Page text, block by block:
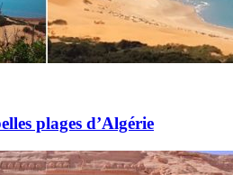
plages d’Algérie